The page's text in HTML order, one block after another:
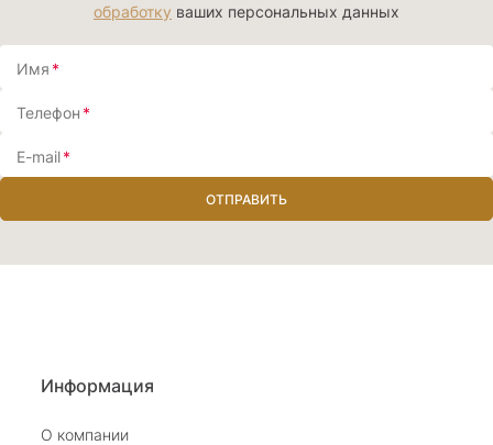
обработку ваших персональных данных
Имя *
Телефон *
E-mail*
ОТПРАВИТЬ
Информация
О компании